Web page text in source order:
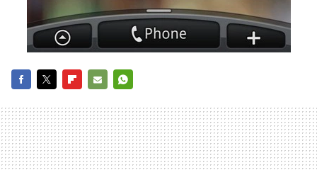
MAIL